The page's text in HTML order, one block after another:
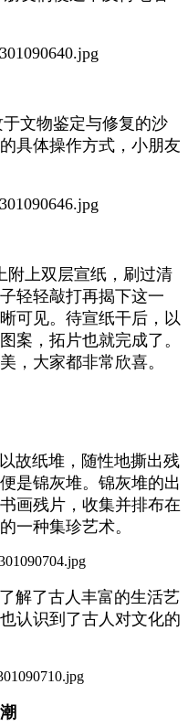
文物鉴定与修复的沙
具体操作方式，小朋友
上双层宣纸，刷过清
轻轻敲打再揭下这一
可见。待宣纸干后，以
案，拓片也就完成了。
，大家都非常欣喜。
纸堆，随性地撕出残
是锦灰堆。锦灰堆的出
画残片，收集并排布在
一种集珍艺术。
了古人丰富的生活艺
认识到了古人对文化的